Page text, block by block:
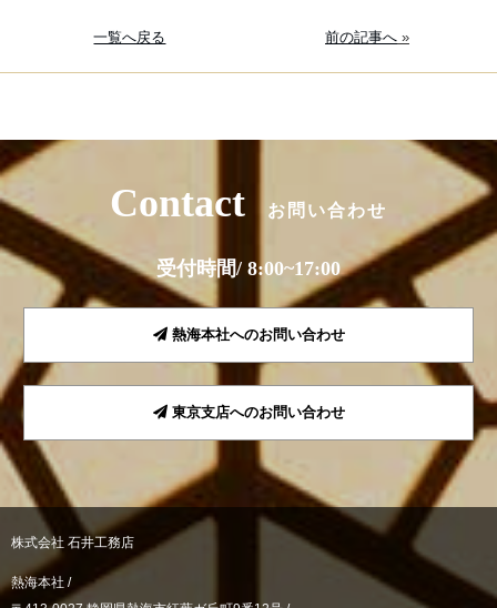
一覧へ戻る 前の記事へ»
Contact お問い合わせ
受付時間/ 8:00~17:00
熱海本社へのお問い合わせ
東京支店へのお問い合わせ
株式会社 石井工務店
熱海本社 /